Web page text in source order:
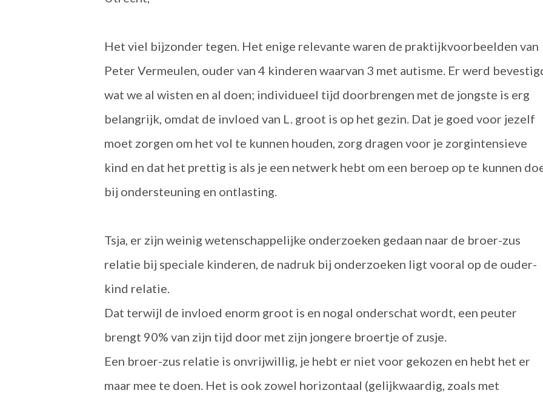
Het viel bijzonder tegen. Het enige relevante waren de praktijkvoorbeelden van
Peter Vermeulen, ouder van 4 kinderen waarvan 3 met autisme. Er werd
wat we al wisten en al doen; individueel tijd doorbrengen met de jongste is erg
belangrijk, omdat de invloed van L. groot is op het gezin. Dat je goed voor jezelf
moet zorgen om het vol te kunnen houden, zorg dragen voor je zorgintensieve
kind en dat het prettig is als je een netwerk hebt om een beroep op te kunnen
bij ondersteuning en ontlasting.
Tsja, er zijn weinig wetenschappelijke onderzoeken gedaan naar de broer-zus
relatie bij speciale kinderen, de nadruk bij onderzoeken ligt vooral op de ouder-
kind relatie.
Dat terwijl de invloed enorm groot is en nogal onderschat wordt, een peuter
brengt 90% van zijn tijd door met zijn jongere broertje of zusje.
Een broer-zus relatie is onvrijwillig, je hebt er niet voor gekozen en hebt het er
maar mee te doen. Het is ook zowel horizontaal (gelijkwaardig, zoals met